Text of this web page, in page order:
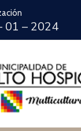
01 – 2024